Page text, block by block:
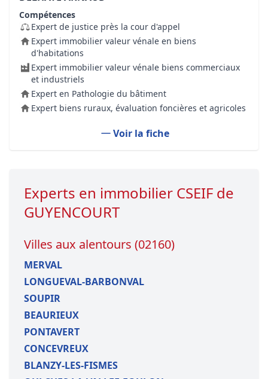
Compétences
Expert de justice près la cour d'appel
Expert immobilier valeur vénale en biens
d'habitations
Expert immobilier valeur vénale biens commerciaux
et industriels
Expert en Pathologie du bâtiment
Expert biens ruraux, évaluation foncières et agricoles
Voir la fiche
Experts en immobilier CSEIF de
GUYENCOURT
Villes aux alentours (02160)
MERVAL
LONGUEVAL-BARBONVAL
SOUPIR
BEAURIEUX
PONTAVERT
CONCEVREUX
BLANZY-LES-FISMES